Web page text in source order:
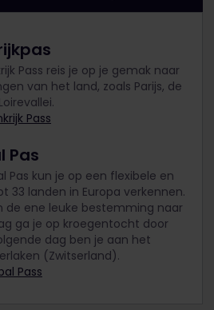
Pass reis je op je gemak naar
van het land, zoals Parijs, de
Pass
Pas
Pas kun je op een flexibele en
33 landen in Europa verkennen.
de ene leuke bestemming naar
ga je op kroegentocht door
dag ben je aan het
(Zwitserland).
Pass